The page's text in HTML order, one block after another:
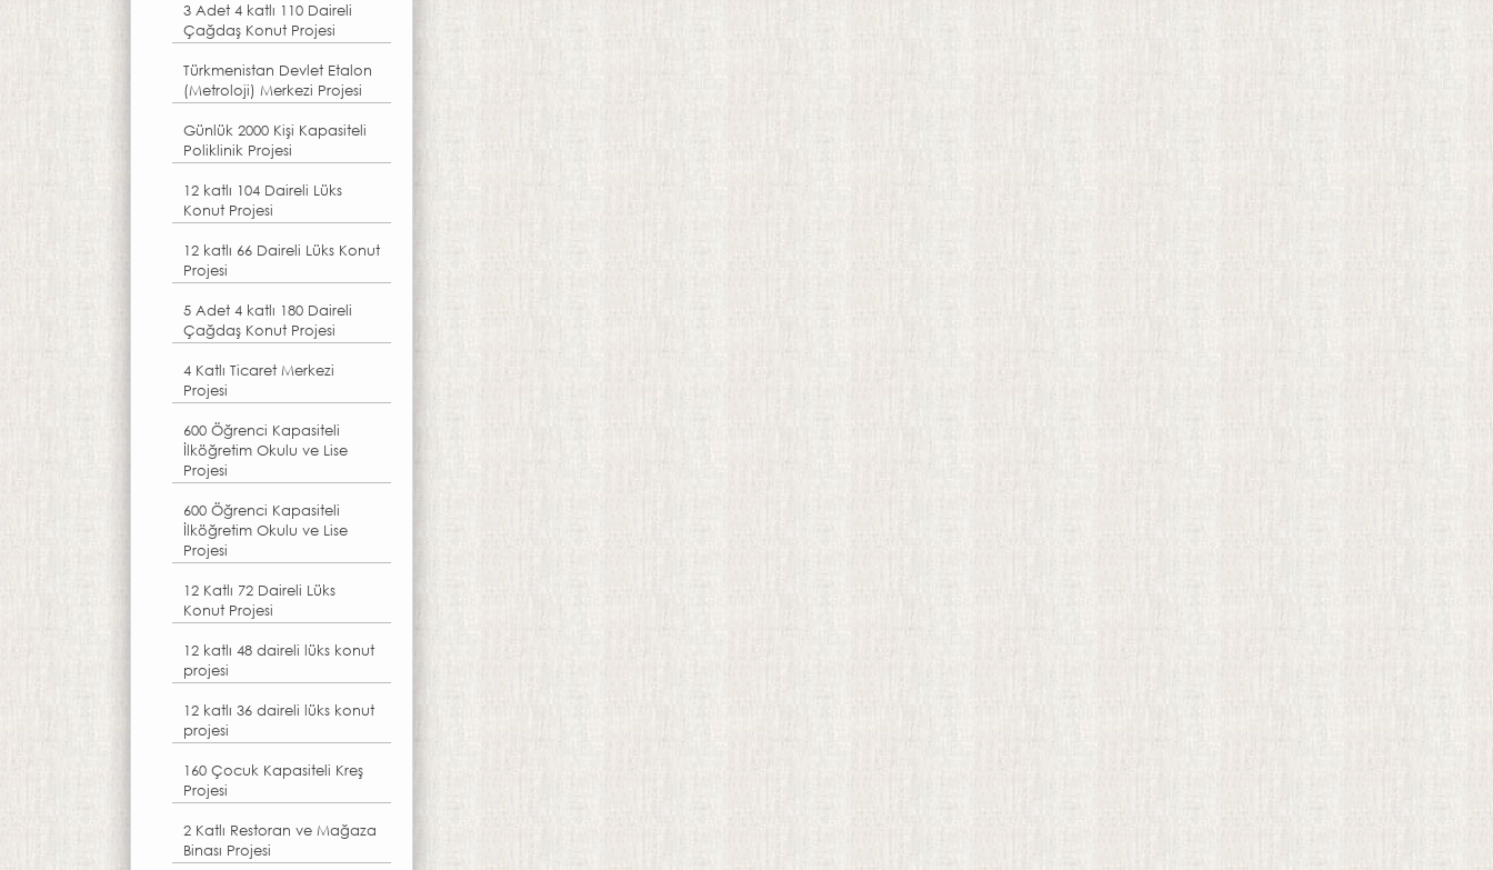
3 Adet 4 katlı 110 Daireli
Çağdaş Konut Projesi
Türkmenistan Devlet Etalon
(Metroloji) Merkezi Projesi
Günlük 2000 Kişi Kapasiteli
Poliklinik Projesi
12 katlı 104 Daireli Lüks
Konut Projesi
12 katlı 66 Daireli Lüks Konut
Projesi
5 Adet 4 katlı 180 Daireli
Çağdaş Konut Projesi
4 Katlı Ticaret Merkezi
Projesi
600 Öğrenci Kapasiteli
İlköğretim Okulu ve Lise
Projesi
600 Öğrenci Kapasiteli
İlköğretim Okulu ve Lise
Projesi
12 Katlı 72 Daireli Lüks
Konut Projesi
12 katlı 48 daireli lüks konut
projesi
12 katlı 36 daireli lüks konut
projesi
160 Çocuk Kapasiteli Kreş
Projesi
2 Katlı Restoran ve Mağaza
Binası Projesi